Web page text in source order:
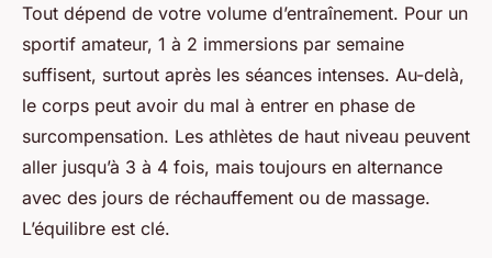
Tout dépend de votre volume d’entraînement. Pour un
sportif amateur, 1 à 2 immersions par semaine
suffisent, surtout après les séances intenses. Au-delà,
le corps peut avoir du mal à entrer en phase de
surcompensation. Les athlètes de haut niveau peuvent
aller jusqu’à 3 à 4 fois, mais toujours en alternance
avec des jours de réchauffement ou de massage.
L’équilibre est clé.